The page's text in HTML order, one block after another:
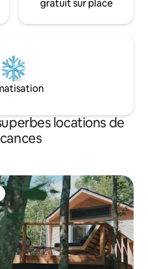
gratuit sur place
locations de